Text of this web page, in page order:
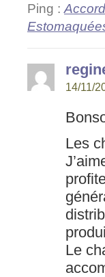
Ping :
14/11/
Les
Le